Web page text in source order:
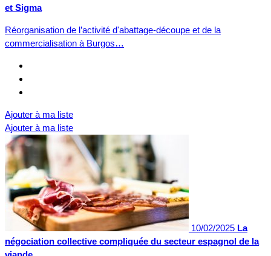
et Sigma
Réorganisation de l’activité d'abattage-découpe et de la
commercialisation à Burgos…
Ajouter à ma liste
Ajouter à ma liste
10/02/2025 La
négociation collective compliquée du secteur espagnol de la